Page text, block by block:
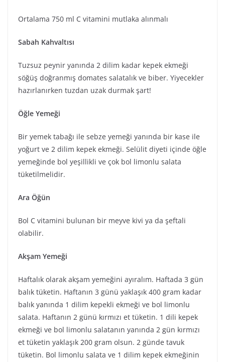
Ortalama 750 ml C vitamini mutlaka alınmalı
Sabah Kahvaltısı
Tuzsuz peynir yanında 2 dilim kadar kepek ekmeği
söğüş doğranmış domates salatalık ve biber. Yiyecekler
hazırlanırken tuzdan uzak durmak şart!
Öğle Yemeği
Bir yemek tabağı ile sebze yemeği yanında bir kase ile
yoğurt ve 2 dilim kepek ekmeği. Selülit diyeti içinde öğle
yemeğinde bol yeşillikli ve çok bol limonlu salata
tüketilmelidir.
Ara Öğün
Bol C vitamini bulunan bir meyve kivi ya da şeftali
olabilir.
Akşam Yemeği
Haftalık olarak akşam yemeğini ayıralım. Haftada 3 gün
balık tüketin. Haftanın 3 günü yaklaşık 400 gram kadar
balık yanında 1 dilim kepekli ekmeği ve bol limonlu
salata. Haftanın 2 günü kırmızı et tüketin. 1 dili kepek
ekmeği ve bol limonlu salatanın yanında 2 gün kırmızı
et tüketin yaklaşık 200 gram olsun. 2 günde tavuk
tüketin. Bol limonlu salata ve 1 dilim kepek ekmeğinin